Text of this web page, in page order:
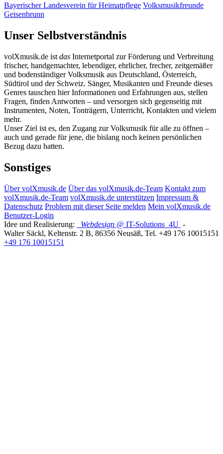
Bayerischer Landesverein für Heimatpflege Volksmusikfreunde
Geisenbrunn
Unser Selbstverständnis
volXmusik.de ist das Internetportal zur Förderung und Verbreitung
frischer, handgemachter, lebendiger, ehrlicher, frecher, zeitgemäßer
und bodenständiger Volksmusik aus Deutschland, Österreich,
Südtirol und der Schweiz. Sänger, Musikanten und Freunde dieses
Genres tauschen hier Informationen und Erfahrungen aus, stellen
Fragen, finden Antworten – und versorgen sich gegenseitig mit
Instrumenten, Noten, Tonträgern, Unterricht, Kontakten und vielem
mehr.
Unser Ziel ist es, den Zugang zur Volksmusik für alle zu öffnen –
auch und gerade für jene, die bislang noch keinen persönlichen
Bezug dazu hatten.
Sonstiges
Über volXmusik.de Über das volXmusik.de-Team Kontakt zum
volXmusik.de-Team volXmusik.de unterstützen Impressum &
Datenschutz Problem mit dieser Seite melden Mein volXmusik.de
Benutzer-Login
Idee und Realisierung:
Webdesign @ IT-Solutions 4U -
Walter Säckl, Keltenstr. 2 B, 86356 Neusäß, Tel. +49 176 10015151
+49 176 10015151